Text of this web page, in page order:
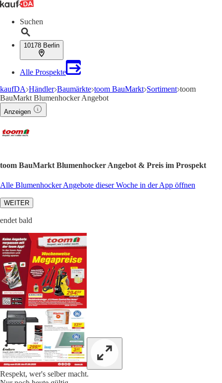
Suchen
10178 Berlin
Alle Prospekte
kaufDA Händler Baumärkte toom BauMarkt Sortiment toom
BauMarkt Blumenhocker Angebot
Anzeigen
toom BauMarkt Blumenhocker Angebot & Preis im Prospekt
Alle Blumenhocker Angebote dieser Woche in der App öffnen
WEITER
endet bald
Respekt, wer's selber macht.